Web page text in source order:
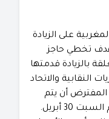
المغربية على الزيادة
تخطي حاجز
بالزيادة قدمتها
النقابية والاتحاد
المفترض أن يتم
التوقيع عليها في موعد أقصاه يوم السبت 30 أبريل.